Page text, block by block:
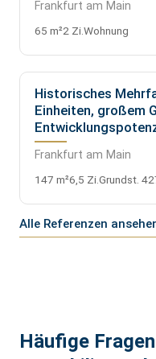
Frankfurt am Main
65 m²2 Zi.Wohnung
VERKAUFT
Historisches
Einheiten, großem
Frankfurt am Main
147 m²6,5 Zi.Grundst.
Alle Referenzen
Häufige